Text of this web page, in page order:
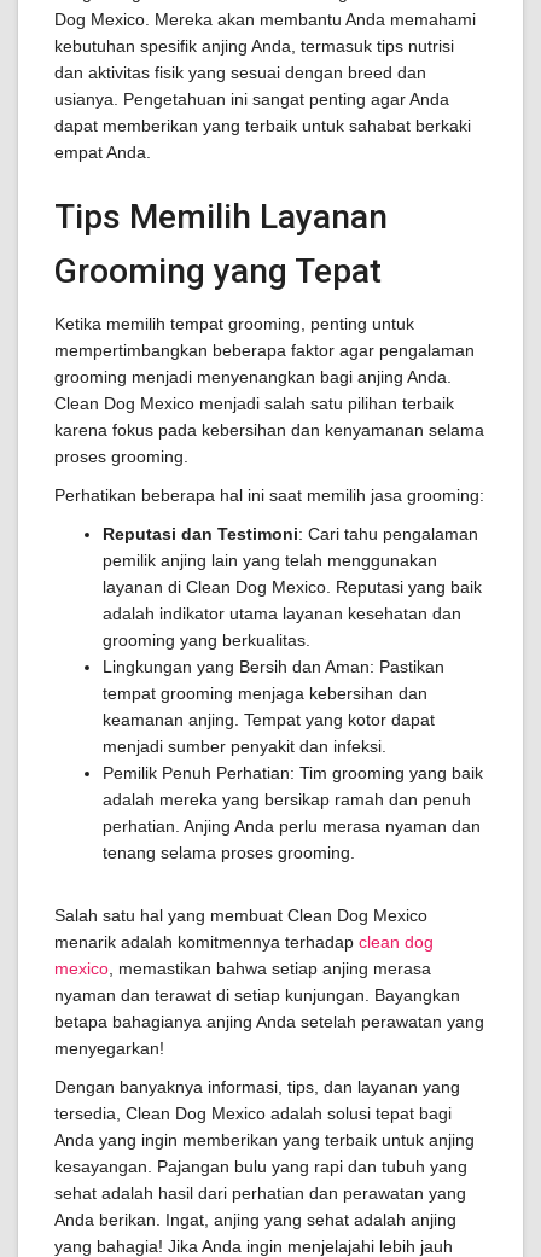
Dog Mexico. Mereka akan membantu Anda memahami
kebutuhan spesifik anjing Anda, termasuk tips nutrisi
dan aktivitas fisik yang sesuai dengan breed dan
usianya. Pengetahuan ini sangat penting agar Anda
dapat memberikan yang terbaik untuk sahabat berkaki
empat Anda.
Tips Memilih Layanan
Grooming yang Tepat
Ketika memilih tempat grooming, penting untuk
mempertimbangkan beberapa faktor agar pengalaman
grooming menjadi menyenangkan bagi anjing Anda.
Clean Dog Mexico menjadi salah satu pilihan terbaik
karena fokus pada kebersihan dan kenyamanan selama
proses grooming.
Perhatikan beberapa hal ini saat memilih jasa grooming:
Reputasi dan Testimoni: Cari tahu pengalaman
pemilik anjing lain yang telah menggunakan
layanan di Clean Dog Mexico. Reputasi yang baik
adalah indikator utama layanan kesehatan dan
grooming yang berkualitas.
Lingkungan yang Bersih dan Aman: Pastikan
tempat grooming menjaga kebersihan dan
keamanan anjing. Tempat yang kotor dapat
menjadi sumber penyakit dan infeksi.
Pemilik Penuh Perhatian: Tim grooming yang baik
adalah mereka yang bersikap ramah dan penuh
perhatian. Anjing Anda perlu merasa nyaman dan
tenang selama proses grooming.
Salah satu hal yang membuat Clean Dog Mexico
menarik adalah komitmennya terhadap clean dog
mexico , memastikan bahwa setiap anjing merasa
nyaman dan terawat di setiap kunjungan. Bayangkan
betapa bahagianya anjing Anda setelah perawatan yang
menyegarkan!
Dengan banyaknya informasi, tips, dan layanan yang
tersedia, Clean Dog Mexico adalah solusi tepat bagi
Anda yang ingin memberikan yang terbaik untuk anjing
kesayangan. Pajangan bulu yang rapi dan tubuh yang
sehat adalah hasil dari perhatian dan perawatan yang
Anda berikan. Ingat, anjing yang sehat adalah anjing
yang bahagia! Jika Anda ingin menjelajahi lebih jauh